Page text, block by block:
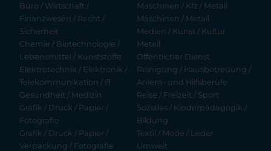
Büro / Wirtschaft /
Finanzwesen / Recht /
Sicherheit
Chemie / Biotechnologie /
Lebensmittel / Kunststoffe
Elektrotechnik / Elektronik /
Telekommunikation / IT
Gesundheit / Medizin
Grafik / Druck / Papier /
Fotografie
Grafik / Druck / Papier /
Verpackung / Fotografie
Maschinen / Kfz / Metall
Maschinen / Metall
Medien / Kunst / Kultur
Metall
Öffentlicher Dienst
Reinigung / Hausbetreuung /
Anlern- und Hilfsberufe
Reise / Freizeit / Sport
Soziales / Kinderpädagogik /
Bildung
Textil / Mode / Leder
Umwelt